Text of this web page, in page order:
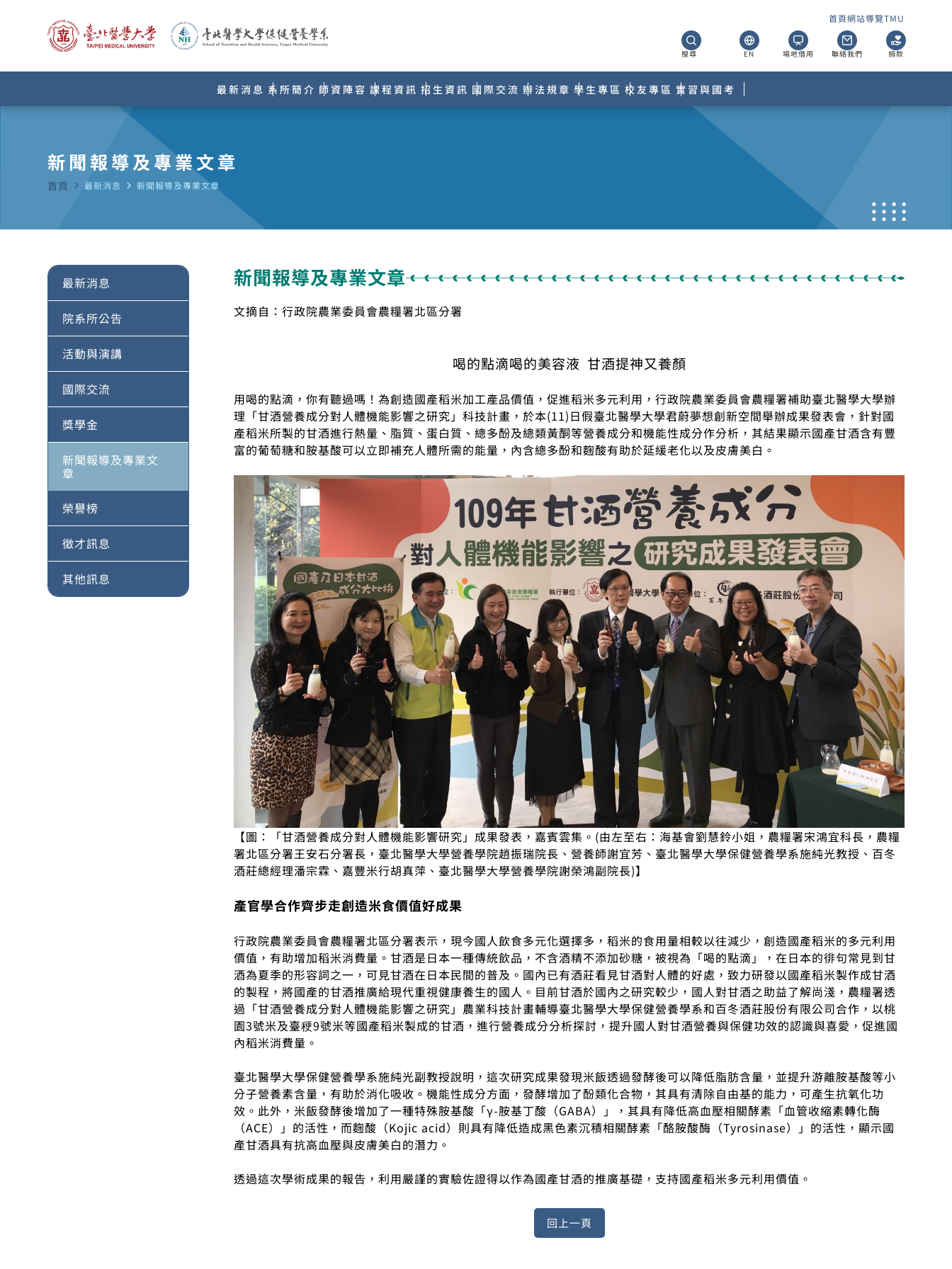
首頁網站導覽TMU
搜尋 EN 場地借用 聯絡我們 捐款
最新消息 系所簡介 師資陣容 課程資訊 招生資訊 國際交流 辦法規章 學生專區 校友專區 實習與國考
新聞報導及專業文章
首頁 navigate_next 最新消息 navigate_next 新聞報導及專業文章
最新消息
院系所公告
活動與演講
國際交流
獎學金
新聞報導及專業文
章
榮譽榜
徵才訊息
其他訊息
新聞報導及專業文章
文摘自：行政院農業委員會農糧署北區分署
喝的點滴喝的美容液 甘酒提神又養顏
用喝的點滴，你有聽過嗎！為創造國產稻米加工產品價值，促進稻米多元利用，行政院農業委員會農糧署補助臺北醫學大學辦
理「甘酒營養成分對人體機能影響之研究」科技計畫，於本(11)日假臺北醫學大學君蔚夢想創新空間舉辦成果發表會，針對國
產稻米所製的甘酒進行熱量、脂質、蛋白質、總多酚及總類黃酮等營養成分和機能性成分作分析，其結果顯示國產甘酒含有豐
富的葡萄糖和胺基酸可以立即補充人體所需的能量，內含總多酚和麴酸有助於延緩老化以及皮膚美白。
【圖：「甘酒營養成分對人體機能影響研究」成果發表，嘉賓雲集。(由左至右：海基會劉慧鈴小姐，農糧署宋鴻宜科長，農糧
署北區分署王安石分署長，臺北醫學大學營養學院趙振瑞院長、營養師謝宜芳、臺北醫學大學保健營養學系施純光教授、百冬
酒莊總經理潘宗霖、嘉豐米行胡真萍、臺北醫學大學營養學院謝榮鴻副院長)】
產官學合作齊步走創造米食價值好成果
行政院農業委員會農糧署北區分署表示，現今國人飲食多元化選擇多，稻米的食用量相較以往減少，創造國產稻米的多元利用
價值，有助增加稻米消費量。甘酒是日本一種傳統飲品，不含酒精不添加砂糖，被視為「喝的點滴」，在日本的徘句常見到甘
酒為夏季的形容詞之一，可見甘酒在日本民間的普及。國內已有酒莊看見甘酒對人體的好處，致力研發以國產稻米製作成甘酒
的製程，將國產的甘酒推廣給現代重視健康養生的國人。目前甘酒於國內之研究較少，國人對甘酒之助益了解尚淺，農糧署透
過「甘酒營養成分對人體機能影響之研究」農業科技計畫輔導臺北醫學大學保健營養學系和百冬酒莊股份有限公司合作，以桃
園3號米及臺稉9號米等國產稻米製成的甘酒，進行營養成分分析探討，提升國人對甘酒營養與保健功效的認識與喜愛，促進國
內稻米消費量。
臺北醫學大學保健營養學系施純光副教授說明，這次研究成果發現米飯透過發酵後可以降低脂肪含量，並提升游離胺基酸等小
分子營養素含量，有助於消化吸收。機能性成分方面，發酵增加了酚類化合物，其具有清除自由基的能力，可產生抗氧化功
效。此外，米飯發酵後增加了一種特殊胺基酸「γ-胺基丁酸（GABA）」，其具有降低高血壓相關酵素「血管收縮素轉化酶
（ACE）」的活性，而麴酸（Kojic acid）則具有降低造成黑色素沉積相關酵素「酪胺酸酶（Tyrosinase）」的活性，顯示國
產甘酒具有抗高血壓與皮膚美白的潛力。
透過這次學術成果的報告，利用嚴謹的實驗佐證得以作為國產甘酒的推廣基礎，支持國產稻米多元利用價值。